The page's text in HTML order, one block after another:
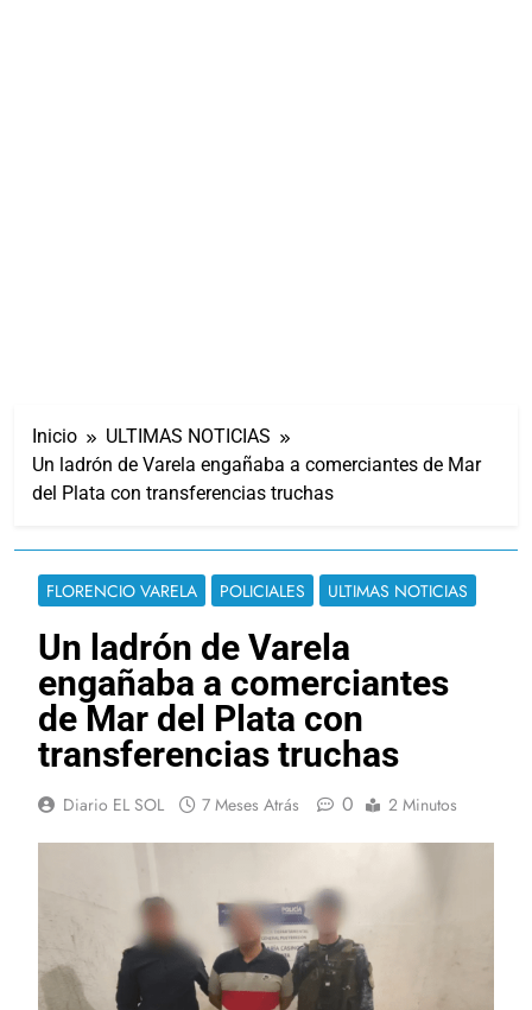
Inicio
ULTIMAS NOTICIAS
Un ladrón de Varela engañaba a comerciantes de Mar
del Plata con transferencias truchas
FLORENCIO VARELA POLICIALES ULTIMAS NOTICIAS
Un ladrón de Varela
engañaba a comerciantes
de Mar del Plata con
transferencias truchas
Diario EL SOL 7 Meses Atrás 0 2 Minutos